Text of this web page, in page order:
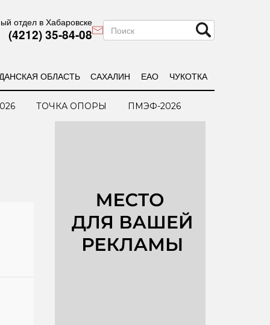
отдел в Хабаровске
(4212) 35-84-08
ОБЛАСТЬ САХАЛИН ЕАО ЧУКОТКА
ТОЧКА ОПОРЫ ПМЭФ-2026